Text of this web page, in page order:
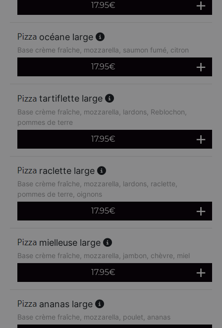
17.95€
océane large
Base crème fraîche, mozzarella, saumon fumé, citron
17.95€
tartiflette large
Base crème fraîche, mozzarella, lardons, Reblochon,
pommes de terre
17.95€
raclette large
Base crème fraîche, mozzarella, lardons, raclette,
pommes de terre, oignons
17.95€
mielleuse large
Base crème fraîche, mozzarella, jambon, chèvre, miel
17.95€
ananas large
Base crème fraîche, mozzarella, poulet, ananas